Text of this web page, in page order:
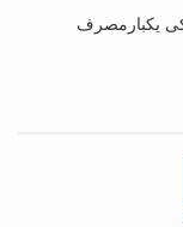
یکبارمصرف